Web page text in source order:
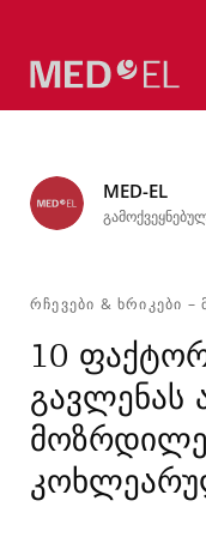
MED-EL
ᲠᲩᲔᲕᲔᲑᲘ & ᲮᲠᲘᲙᲔᲑᲘ –
10
გავლენას